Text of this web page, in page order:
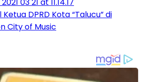
DPRD Kota “Talucu” di
City of Music